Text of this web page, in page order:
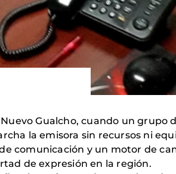
Gualcho, cuando un grupo
la emisora sin recursos ni
comunicación y un motor de
de expresión en la región.